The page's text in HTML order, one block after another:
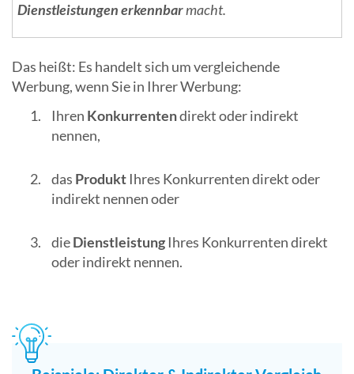
Dienstleistungen erkennbarmacht.
Das heißt: Es handelt sich um vergleichende
Werbung, wenn Sie in Ihrer Werbung:
Ihren Konkurrentendirekt oder indirekt
nennen,
das Produkt Ihres Konkurrenten direkt oder
indirekt nennen oder
dieDienstleistung Ihres Konkurrenten direkt
oder indirekt nennen.